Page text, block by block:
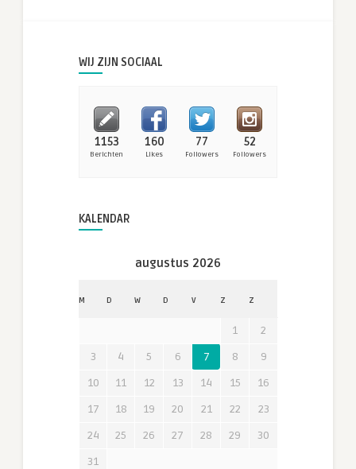
WIJ ZIJN SOCIAAL
1153
Berichten
160
Likes
77
Followers
52
Followers
KALENDAR
augustus 2026
M D W D V Z Z
1
2
3
4 5 6 7 8
9
10
11 12 13 14 15
16
17
18 19 20 21 22
23
24
25 26 27 28 29
30
31